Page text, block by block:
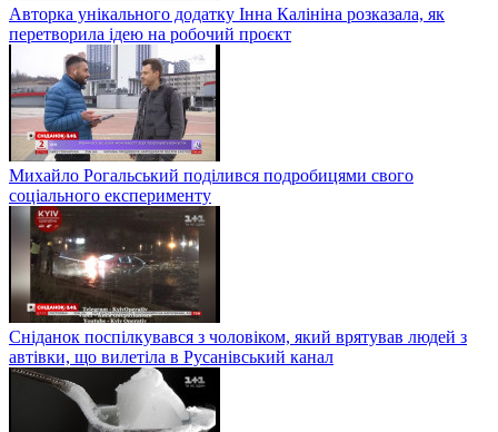
Авторка унікального додатку Інна Калініна розказала, як
перетворила ідею на робочий проєкт
Михайло Рогальський поділився подробицями свого
соціального експерименту
Сніданок поспілкувався з чоловіком, який врятував людей з
автівки, що вилетіла в Русанівський канал